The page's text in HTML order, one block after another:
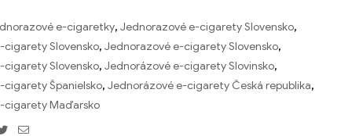
e-cigaretky, Jednorazové e-cigarety Slovensko,
Slovensko, Jednorazové e-cigarety Slovensko,
Slovensko, Jednorázové e-cigarety Slovinsko,
Španielsko, Jednorázové e-cigarety Česká republika,
cigarety Maďarsko
Twitter
E-